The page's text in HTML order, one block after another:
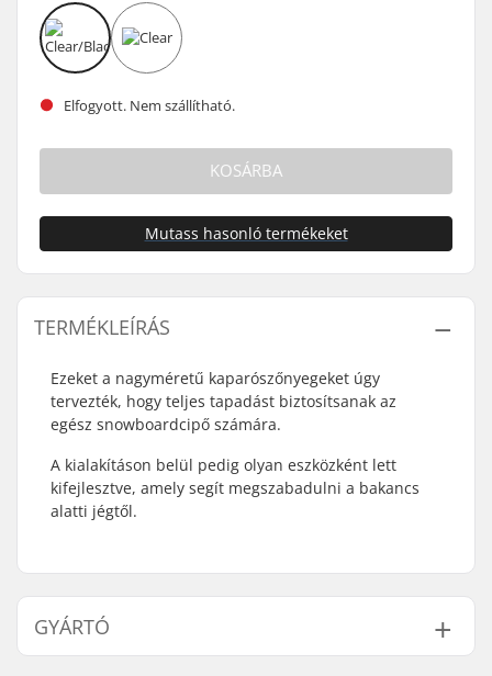
Elfogyott. Nem szállítható.
KOSÁRBA
Mutass hasonló termékeket
TERMÉKLEÍRÁS
Ezeket a nagyméretű kaparószőnyegeket úgy
tervezték, hogy teljes tapadást biztosítsanak az
egész snowboardcipő számára.
A kialakításon belül pedig olyan eszközként lett
kifejlesztve, amely segít megszabadulni a bakancs
alatti jégtől.
GYÁRTÓ